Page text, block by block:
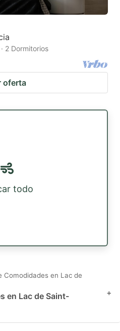
2 Dormitorios
oferta
todo
Comodidades en Lac de
en Lac de Saint-
+